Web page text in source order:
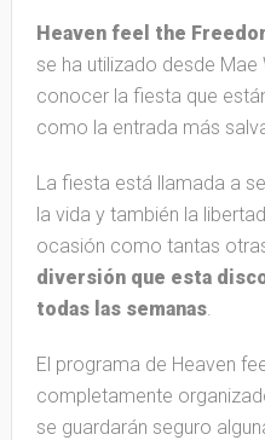
Heaven feel the
se ha utilizado desde
conocer la fiesta que
como la entrada más
La fiesta está llamada a
la vida y también la
ocasión como tantas
diversión que esta
todas las semanas.
El programa de Heaven
completamente
se guardarán seguro